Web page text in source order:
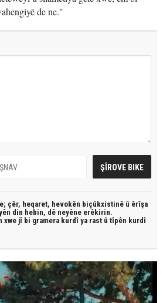
de ne."
çêr, heqaret, hevokên biçûkxistinê û êrîşa
din hebin, dê neyêne erêkirin.
xwe jî bi gramera kurdî ya rast û tîpên kurdî